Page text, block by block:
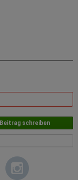
Beitrag schreiben